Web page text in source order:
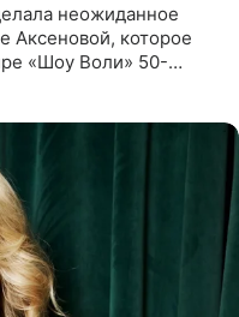
неожиданное
Аксеновой, которое
«Шоу Воли» 50-